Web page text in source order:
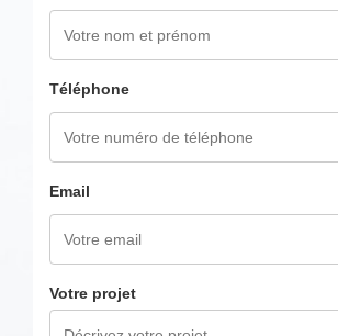
Téléphone
Email
Votre projet